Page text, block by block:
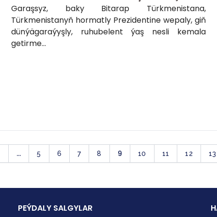
Garaşsyz, baky Bitarap Türkmenistana,
Türkmenistanyň hormatly Prezidentine wepaly, giň
dünýägaraýyşly, ruhubelent ýaş nesli kemala
getirme...
... 5 6 7 8 9 10 11 12 13
PEÝDALY SALGYLAR